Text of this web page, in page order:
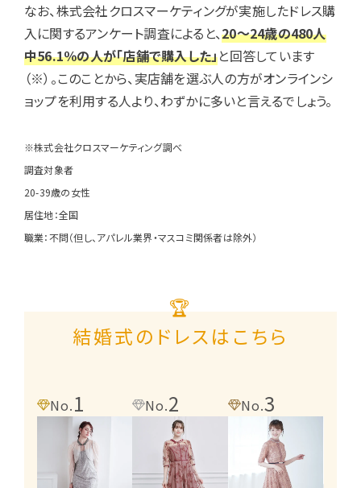
なお、株式会社クロスマーケティングが実施したドレス購
入に関するアンケート調査によると、20～24歳の480人
中56.1％の人が「店舗で購入した」と回答しています
（※）。このことから、実店舗を選ぶ人の方がオンラインシ
ョップを利用する人より、わずかに多いと言えるでしょう。
※株式会社クロスマーケティング調べ
調査対象者
20-39歳の女性
居住地：全国
職業：不問（但し、アパレル業界・マスコミ関係者は除外）
🏆
結婚式のドレスはこちら
No.1 No.2 No.3